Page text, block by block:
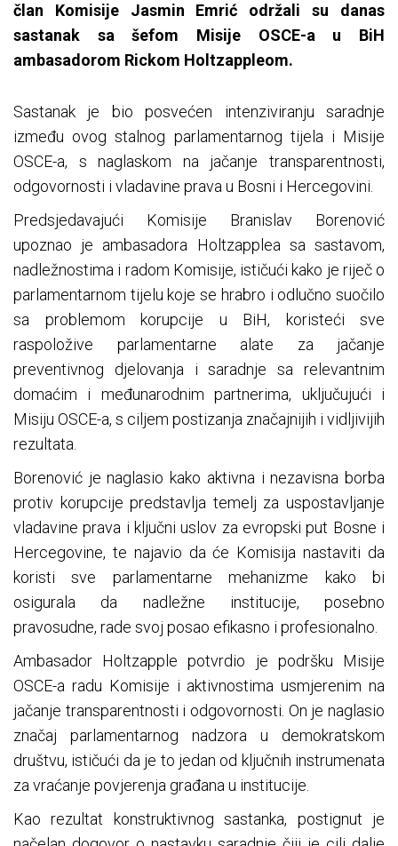
član Komisije Jasmin Emrić održali su danas
sastanak sa šefom Misije OSCE-a u BiH
ambasadorom Rickom Holtzappleom.
Sastanak je bio posvećen intenziviranju saradnje
između ovog stalnog parlamentarnog tijela i Misije
OSCE-a, s naglaskom na jačanje transparentnosti,
odgovornosti i vladavine prava u Bosni i Hercegovini.
Predsjedavajući Komisije Branislav Borenović
upoznao je ambasadora Holtzapplea sa sastavom,
nadležnostima i radom Komisije, ističući kako je riječ o
parlamentarnom tijelu koje se hrabro i odlučno suočilo
sa problemom korupcije u BiH, koristeći sve
raspoložive parlamentarne alate za jačanje
preventivnog djelovanja i saradnje sa relevantnim
domaćim i međunarodnim partnerima, uključujući i
Misiju OSCE-a, s ciljem postizanja značajnijih i vidljivijih
rezultata.
Borenović je naglasio kako aktivna i nezavisna borba
protiv korupcije predstavlja temelj za uspostavljanje
vladavine prava i ključni uslov za evropski put Bosne i
Hercegovine, te najavio da će Komisija nastaviti da
koristi sve parlamentarne mehanizme kako bi
osigurala da nadležne institucije, posebno
pravosudne, rade svoj posao efikasno i profesionalno.
Ambasador Holtzapple potvrdio je podršku Misije
OSCE-a radu Komisije i aktivnostima usmjerenim na
jačanje transparentnosti i odgovornosti. On je naglasio
značaj parlamentarnog nadzora u demokratskom
društvu, ističući da je to jedan od ključnih instrumenata
za vraćanje povjerenja građana u institucije.
Kao rezultat konstruktivnog sastanka, postignut je